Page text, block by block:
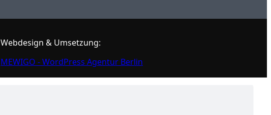
Webdesign & Umsetzung:
MEWIGO - WordPress Agentur Berlin